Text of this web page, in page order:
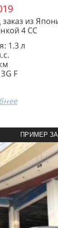
из
4 CC
1.3 л
F
ПРИМЕР